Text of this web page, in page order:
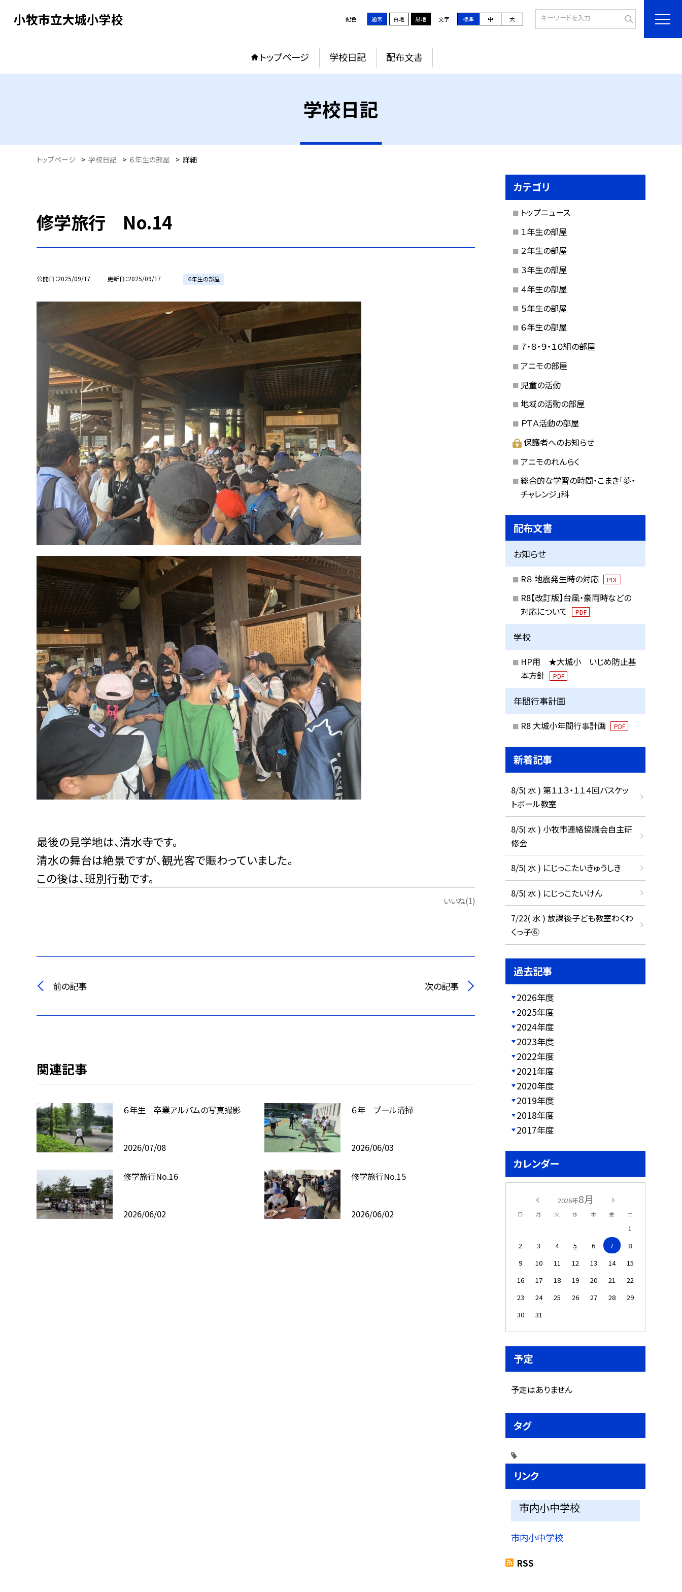
小牧市立大城小学校 配色 通常 白地 黒地 文字 標準 中 大
トップページ 学校日記 配布文書
学校日記
トップページ > 学校日記 > ６年生の部屋 > 詳細
修学旅行 No.14
公開日 2025/09/17 更新日 2025/09/17 ６年生の部屋
最後の見学地は、清水寺です。
清水の舞台は絶景ですが、観光客で賑わっていました。
この後は、班別行動です。
いいね(1)
前の記事 次の記事
関連記事
６年生 卒業アルバムの写真撮影
2026/07/08
６年 プール清掃
2026/06/03
修学旅行No.16
2026/06/02
修学旅行No.15
2026/06/02
カテゴリ
トップニュース
１年生の部屋
２年生の部屋
３年生の部屋
４年生の部屋
５年生の部屋
６年生の部屋
７・８・９・１０組の部屋
アニモの部屋
児童の活動
地域の活動の部屋
ＰＴＡ活動の部屋
保護者へのお知らせ
アニモのれんらく
総合的な学習の時間・こまき「夢・
チャレンジ」科
配布文書
お知らせ
R８ 地震発生時の対応 PDF
R8【改訂版】台風・豪雨時などの
対応について
PDF
学校
HP用 ★大城小 いじめ防止基
本方針
PDF
年間行事計画
R8 大城小年間行事計画 PDF
新着記事
8/5( 水 ) 第１１３・１１４回バスケッ
トボール教室
8/5( 水 ) 小牧市連絡協議会自主研
修会
8/5( 水 ) にじっこたいきゅうしき
8/5( 水 ) にじっこたいけん
7/22( 水 ) 放課後子ども教室わくわ
くっ子⑥
過去記事
2026年度
2025年度
2024年度
2023年度
2022年度
2021年度
2020年度
2019年度
2018年度
2017年度
カレンダー
2026年8月
日 月 火 水 木 金 土
1
2
3 4 5 6 7
8
9
10 11 12 13 14
15
16
17 18 19 20 21
22
23
24 25 26 27 28
29
30
31
予定
予定はありません
タグ
リンク
市内小中学校
市内小中学校
RSS